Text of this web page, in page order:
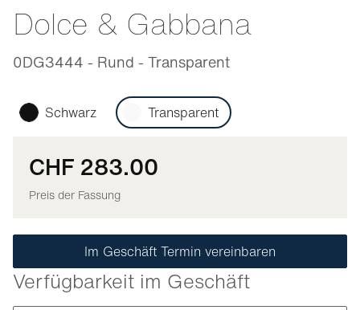
Dolce & Gabbana
0DG3444 - Rund - Transparent
Schwarz Transparent
CHF 283.00
Preis der Fassung
Im Geschäft Termin vereinbaren
Verfügbarkeit im Geschäft